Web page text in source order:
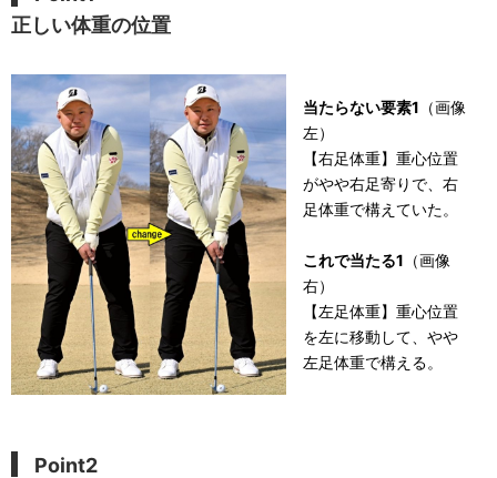
正しい体重の位置
当たらない要素1 （画像
左）
【右足体重】重心位置
がやや右足寄りで、右
足体重で構えていた。
これで当たる1 （画像
右）
【左足体重】重心位置
を左に移動して、やや
左足体重で構える。
Point2